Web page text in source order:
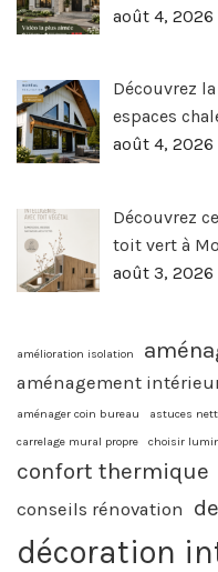
août 4, 2026
Découvrez
espaces
août 4, 2026
Découvrez
toit vert à
août 3, 2026
amélioration isolation
aménagement
aménager coin bureau astuces
carrelage mural propre
choisir
confort thermique
conseils rénovation
décoration